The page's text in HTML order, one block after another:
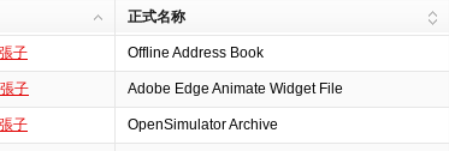
正式名称
子 Offline Address Book
子 Adobe Edge Animate Widget File
子 OpenSimulator Archive